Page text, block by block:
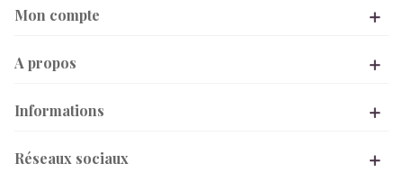
Mon compte
A propos
Informations
Réseaux sociaux